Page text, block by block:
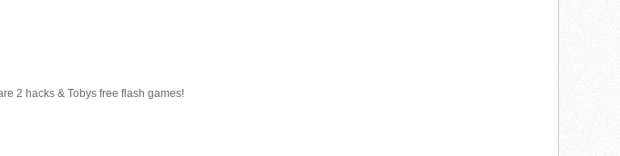
2 hacks & Tobys free flash games!